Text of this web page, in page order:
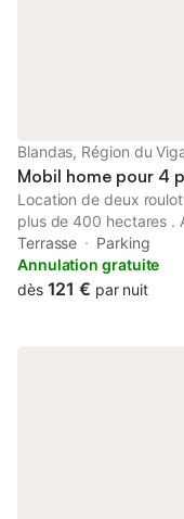
Blandas, Région du
Mobil home pour 4
Location de deux
plus de 400 hectares .
(classé patrimoine
ces charmantes
personnes. Les
Terrasse
Parking
Annulation gratuite
dès 121 € par nuit